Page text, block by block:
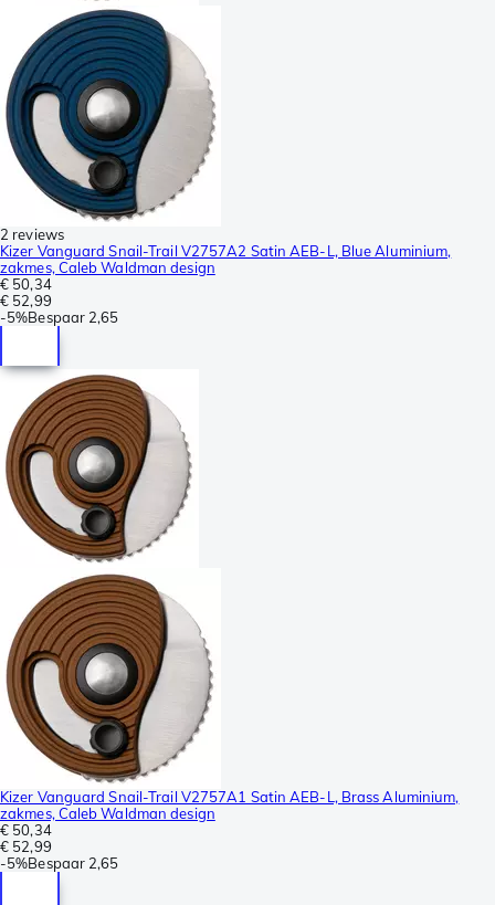
2 reviews
Kizer Vanguard Snail-Trail V2757A2 Satin AEB-L, Blue Aluminium,
zakmes, Caleb Waldman design
€ 50,34
€ 52,99
-5%Bespaar 2,65
Kizer Vanguard Snail-Trail V2757A1 Satin AEB-L, Brass Aluminium,
zakmes, Caleb Waldman design
€ 50,34
€ 52,99
-5%Bespaar 2,65